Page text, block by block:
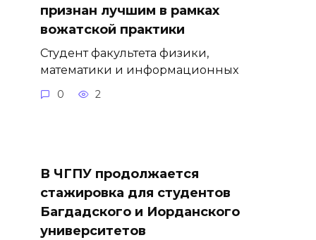
признан лучшим в рамках
вожатской практики
Студент факультета физики,
математики и информационных
0 2
В ЧГПУ продолжается
стажировка для студентов
Багдадского и Иорданского
университетов